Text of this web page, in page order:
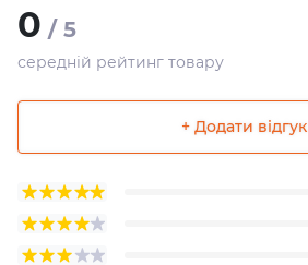
0 / 5
середній рейтинг товару
+ Додати відгук